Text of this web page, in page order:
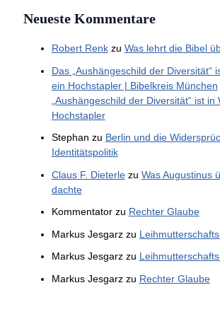
Neueste Kommentare
Robert Renkzu Was lehrt die Bibel
Das „Aushängeschild der Diversität“
ein Hochstapler | Bibelkreis München
„Aushängeschild der Diversität“ ist in
Hochstapler
Stephan zu Berlin und die
Identitätspolitik
Claus F. Dieterlezu Was Augustinus
dachte
Kommentatorzu Rechter Glaube
Markus Jesgarzzu
Markus Jesgarzzu
Markus Jesgarzzu Rechter Glaube